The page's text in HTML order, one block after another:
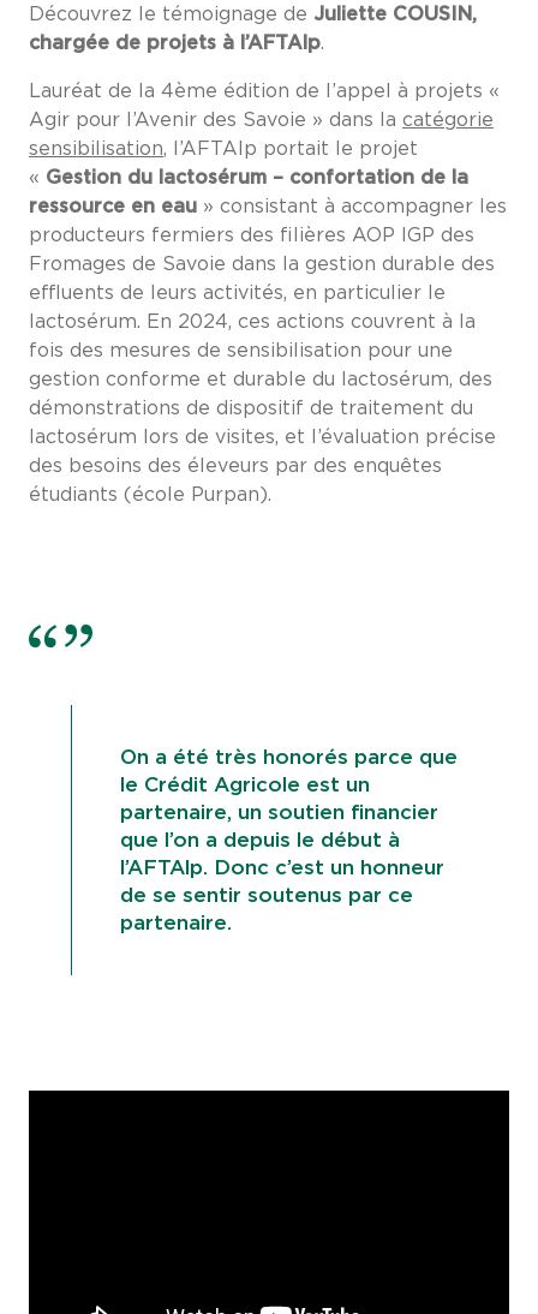
Découvrez le témoignage de Juliette COUSIN,
chargée de projets à l’AFTAlp.
Lauréat de la 4ème édition de l’appel à projets «
Agir pour l’Avenir des Savoie » dans la catégorie
sensibilisation, l’AFTAlp portait le projet
« Gestion du lactosérum – confortation de la
ressource en eau » consistant à accompagner les
producteurs fermiers des filières AOP IGP des
Fromages de Savoie dans la gestion durable des
effluents de leurs activités, en particulier le
lactosérum. En 2024, ces actions couvrent à la
fois des mesures de sensibilisation pour une
gestion conforme et durable du lactosérum, des
démonstrations de dispositif de traitement du
lactosérum lors de visites, et l’évaluation précise
des besoins des éleveurs par des enquêtes
étudiants (école Purpan).
On a été très honorés parce que
le Crédit Agricole est un
partenaire, un soutien financier
que l’on a depuis le début à
l’AFTAlp. Donc c’est un honneur
de se sentir soutenus par ce
partenaire.